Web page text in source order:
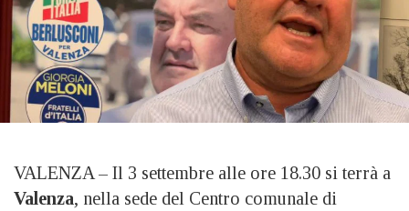
VALENZA – Il 3 settembre alle ore 18.30 si terrà a
Valenza, nella sede del Centro comunale di